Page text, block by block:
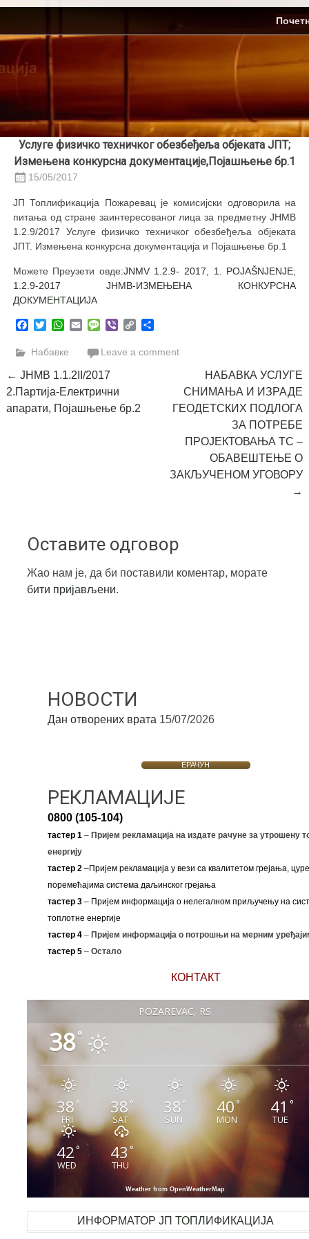
Skip
content
Услуге физичко техничког обезбеђеља објеката ЈПТ;
Измењена конкурсна документације,Појашњење бр.1
15/05/2017
ЈП Топлификација Пожаревац је комисијски одговорила на
питања од стране заинтересованог лица за предметну ЈНМВ
1.2.9/2017 Услуге физичко техничког обезбеђеља објеката
ЈПТ. Измењена конкурсна документација и Појашњење бр.1
Можете Преузети овде:JNMV 1.2.9- 2017, 1. POJAŠNJENJE;
1.2.9-2017 ЈНМВ-ИЗМЕЊЕНА КОНКУРСНА
ДОКУМЕНТАЦИЈА
Facebook
TwitterWhatsApp
EmailMessage
ViberCopy
Набавке Leave a comment
Post
navigation
← ЈНМВ 1.1.2II/2017
2.Партија-Електрични
апарати, Појашњење бр.2
НАБАВКА УСЛУГЕ
СНИМАЊА И ИЗРАДЕ
ГЕОДЕТСКИХ ПОДЛОГА
ЗА ПОТРЕБЕ
ПРОЈЕКТОВАЊА ТС –
ОБАВЕШТЕЊЕ О
ЗАКЉУЧЕНОМ УГОВОРУ
→
Оставите одговор
Жао нам је, да би поставили коментар, морате
бити пријављени.
НОВОСТИ
Дан отворених врата 15/07/2026
ЕРАЧУН
РЕКЛАМАЦИЈЕ
0800 (105-104)
тастер 1–Пријем рекламација на издате рачуне за утрошену
енергију
тастер 2–Пријем рекламација у вези са квалитетом грејања,
поремећајима система даљинског грејања
тастер 3– Пријем информација о нелегалном приључењу на
топлотне енергије
тастер 4 – Пријем информација о потрошњи на мерним
тастер 5 – Остало
КОНТАКТ
POŽAREVAC, RS
38°
38°
FRI
38°
SAT
38 °
SUN
40°
MON
41 °
TUE
42°
WED
43°
THU
Weather from OpenWeatherMap
ИНФОРМАТОР ЈП ТОПЛИФИКАЦИЈА